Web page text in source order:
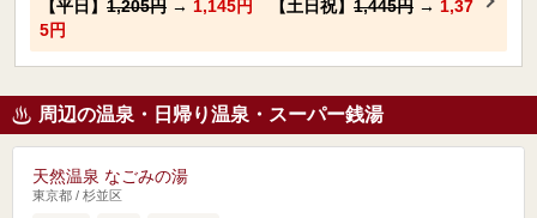
【平日】 1,205円 → 1,145円 【土日祝】 1,445円 → 1,37
5円
周辺の温泉・日帰り温泉・スーパー銭湯
天然温泉 なごみの湯
東京都 / 杉並区